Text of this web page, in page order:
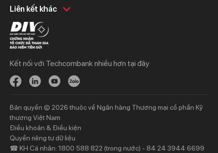
Liên kết khác
Khách hàng cá nhân
Chi tiêu
Tiết kiệm
Vay
Đầu tư
Bảo hiểm
Thông tin mới
Thương mại
Thông tin mới
Khách hàng ưu tiên
Kết nối với Techcombank nhiều hơn tại đây
Bản quyền © 2026 thuộc về Ngân hàng Thương mại cổ phần Kỹ
thương Việt Nam
Điều khoản & Điều kiện
Quyền riêng tư dữ liệu
☎ KH Cá nhân: 1800 588 822 (trong nước) - 84 24 3944 6699